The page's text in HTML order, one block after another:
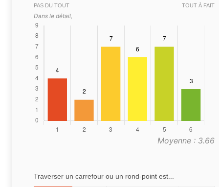
PAS DU TOUT TOUT À FAIT
Dans le détail,
Moyenne : 3.66
Traverser un carrefour ou un rond-point est...